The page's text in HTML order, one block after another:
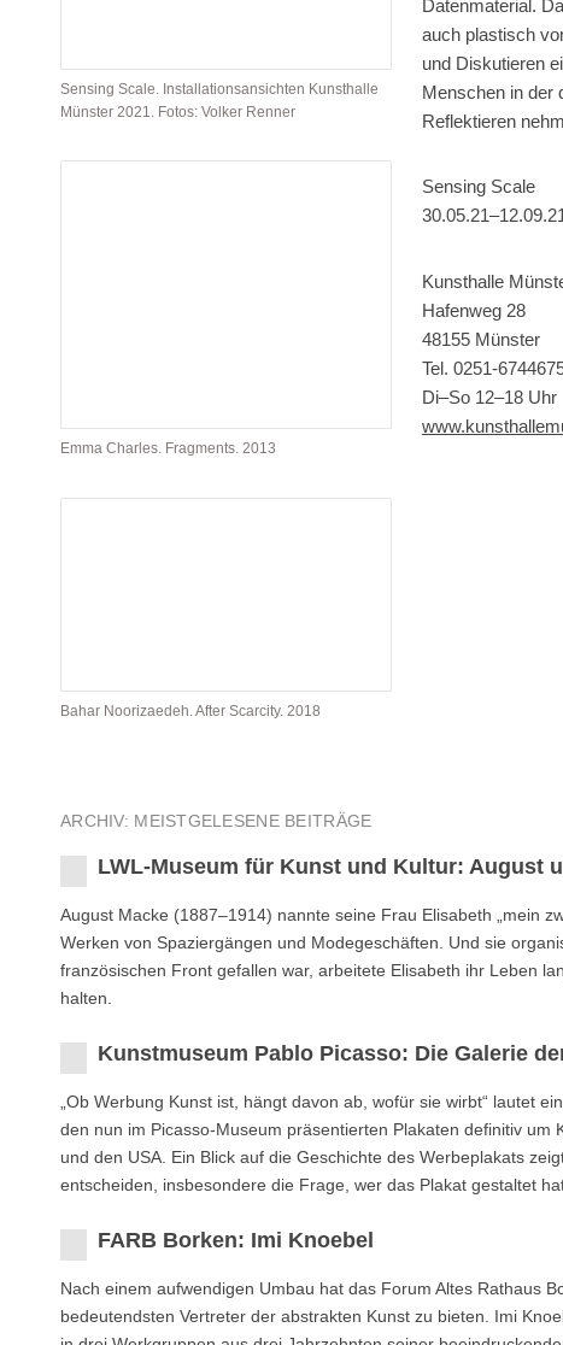
Sensing Scale. Installationsansichten Kunsthalle
Münster 2021. Fotos: Volker Renner
Emma Charles. Fragments. 2013
Bahar Noorizaedeh. After Scarcity. 2018
Datenmaterial.
auch plastisch
und Diskutieren
Menschen in der
Reflektieren
Sensing Scale
Kunsthalle
Hafenweg 28
48155 Münster
Tel. 0251-
Di–So 12–18 Uhr
ARCHIV: MEISTGELESENE BEITRÄGE
LWL-Museum für Kunst und Kultur: August
August Macke (1887–1914) nannte seine Frau Elisabeth „mein
Werken von Spaziergängen und Modegeschäften. Und sie
französischen Front gefallen war, arbeitete Elisabeth ihr Leben
halten.
Kunstmuseum Pablo Picasso: Die Galerie
„Ob Werbung Kunst ist, hängt davon ab, wofür sie wirbt“ lautet
den nun im Picasso-Museum präsentierten Plakaten definitiv
und den USA. Ein Blick auf die Geschichte des Werbeplakats
entscheiden, insbesondere die Frage, wer das Plakat gestaltet
FARB Borken: Imi Knoebel
Nach einem aufwendigen Umbau hat das Forum Altes Rathaus
bedeutendsten Vertreter der abstrakten Kunst zu bieten. Imi